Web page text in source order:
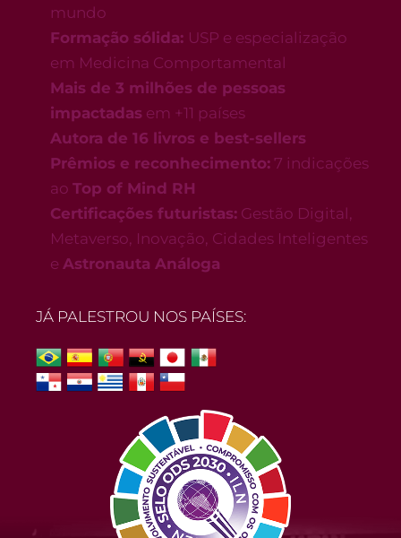
mundo
Formação sólida: USP e especialização
em Medicina Comportamental
Mais de 3 milhões de pessoas
impactadas em +11 países
Autora de 16 livros e best-sellers
Prêmios e reconhecimento: 7 indicações
aoTop of Mind RH
Certificações futuristas: Gestão Digital,
Metaverso, Inovação, Cidades Inteligentes
eAstronauta Análoga
JÁ PALESTROU NOS PAÍSES: